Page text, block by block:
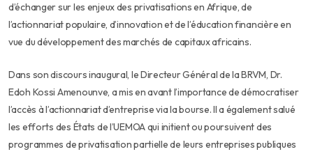
d’échanger sur les enjeux des privatisations en Afrique, de
l’actionnariat populaire, d’innovation et de l’éducation financière en
vue du développement des marchés de capitaux africains.
Dans son discours inaugural, le Directeur Général de la BRVM, Dr.
Edoh Kossi Amenounve, a mis en avant l’importance de démocratiser
l’accès à l’actionnariat d’entreprise via la bourse. Il a également salué
les efforts des États de l’UEMOA qui initient ou poursuivent des
programmes de privatisation partielle de leurs entreprises publiques